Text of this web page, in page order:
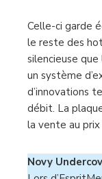
Celle-ci garde
le reste des
silencieuse
un système
d’innovations
débit. La
la vente au
Novy